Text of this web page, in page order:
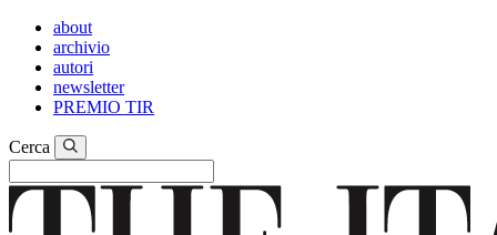
about
archivio
autori
newsletter
PREMIO TIR
Cerca